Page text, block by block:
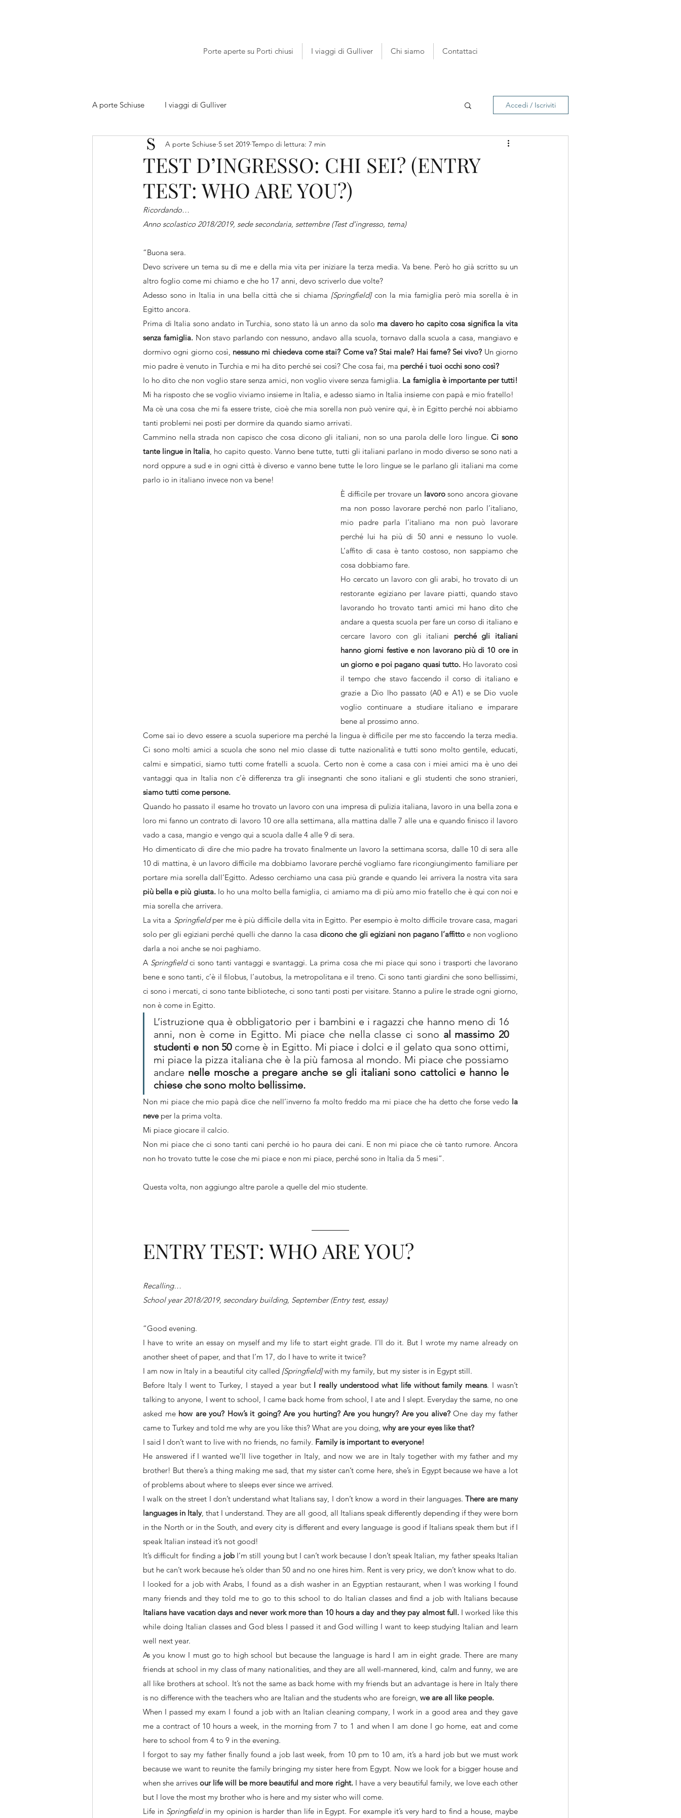
Porte aperte su Porti chiusi I viaggi di Gulliver Chi siamo Contattaci
A porte Schiuse I viaggi di Gulliver Accedi / Iscriviti
TEST D’INGRESSO: CHI SEI? (ENTRY
TEST: WHO ARE YOU?)
A porte Schiuse 5 set 2019 Tempo di lettura: 7 min
Ricordando…
Anno scolastico 2018/2019, sede secondaria, settembre (Test d’ingresso, tema)
“Buona sera.
Devo scrivere un tema su di me e della mia vita per iniziare la terza media. Va bene. Però ho già scritto su un
altro foglio come mi chiamo e che ho 17 anni, devo scriverlo due volte?
Adesso sono in Italia in una bella città che si chiama [Springfield] con la mia famiglia però mia sorella è in
Egitto ancora.
Prima di Italia sono andato in Turchia, sono stato là un anno da solo ma davero ho capito cosa significa la vita
senza famiglia. Non stavo parlando con nessuno, andavo alla scuola, tornavo dalla scuola a casa, mangiavo e
dormivo ogni giorno così, nessuno mi chiedeva come stai? Come va? Stai male? Hai fame? Sei vivo? Un giorno
mio padre è venuto in Turchia e mi ha dito perché sei così? Che cosa fai, ma perché i tuoi occhi sono così?
Io ho dito che non voglio stare senza amici, non voglio vivere senza famiglia.
Mi ha risposto che se voglio viviamo insieme in Italia, e adesso siamo in Italia insieme con papà e mio fratello!
Ma cè una cosa che mi fa essere triste, cioè che mia sorella non può venire qui, è in Egitto perché noi abbiamo
tanti problemi nei posti per dormire da quando siamo arrivati.
Cammino nella strada non capisco che cosa dicono gli italiani, non so una parola delle loro lingue. Ci sono
tante lingue in Italia, ho capito questo. Vanno bene tutte, tutti gli italiani parlano in modo diverso se sono nati a
nord oppure a sud e in ogni città è diverso e vanno bene tutte le loro lingue se le parlano gli italiani ma come
parlo io in italiano invece non va bene!
È difficile per trovare un lavoro sono ancora giovane
ma non posso lavorare perché non parlo l’italiano,
mio padre parla l’italiano ma non può lavorare
perché lui ha più di 50 anni e nessuno lo vuole.
L’affito di casa è tanto costoso, non sappiamo che
cosa dobbiamo fare.
Ho cercato un lavoro con gli arabi, ho trovato di un
restorante egiziano per lavare piatti, quando stavo
lavorando ho trovato tanti amici mi hano dito che
andare a questa scuola per fare un corso di italiano e
cercare lavoro con gli italiani perché gli italiani
hanno giorni festive e non lavorano più di 10 ore in
un giorno e poi pagano quasi tutto. Ho lavorato così
il tempo che stavo faccendo il corso di italiano e
grazie a Dio lho passato (A0 e A1) e se Dio vuole
voglio continuare a studiare italiano e imparare
bene al prossimo anno.
Come sai io devo essere a scuola superiore ma perché la lingua è difficile per me sto faccendo la terza media.
Ci sono molti amici a scuola che sono nel mio classe di tutte nazionalità e tutti sono molto gentile, educati,
calmi e simpatici, siamo tutti come fratelli a scuola. Certo non è come a casa con i miei amici ma è uno dei
siamo tutti come persone.
Quando ho passato il esame ho trovato un lavoro con una impresa di pulizia italiana, lavoro in una bella zona e
loro mi fanno un contrato di lavoro 10 ore alla settimana, alla mattina dalle 7 alle una e quando finisco il lavoro
vado a casa, mangio e vengo qui a scuola dalle 4 alle 9 di sera.
Ho dimenticato di dire che mio padre ha trovato finalmente un lavoro la settimana scorsa, dalle 10 di sera alle
10 di mattina, è un lavoro difficile ma dobbiamo lavorare perché vogliamo fare ricongiungimento familiare per
più bella e più giusta. Io ho una molto bella famiglia, ci amiamo ma di più amo mio fratello che è qui con noi e
mia sorella che arrivera.
La vita a Springfield per me è più difficile della vita in Egitto. Per esempio è molto difficile trovare casa, magari
solo per gli egiziani perché quelli che danno la casa dicono che gli egiziani non pagano l’affitto e non vogliono
darla a noi anche se noi paghiamo.
A Springfield ci sono tanti vantaggi e svantaggi. La prima cosa che mi piace qui sono i trasporti che lavorano
bene e sono tanti, c’è il filobus, l’autobus, la metropolitana e il treno. Ci sono tanti giardini che sono bellissimi,
ci sono i mercati, ci sono tante biblioteche, ci sono tanti posti per visitare. Stanno a pulire le strade ogni giorno,
non è come in Egitto.
L’istruzione qua è obbligatorio per i bambini e i ragazzi che hanno meno di 16
anni, non è come in Egitto. Mi piace che nella classe ci sono al massimo 20
studenti e non 50 come è in Egitto. Mi piace i dolci e il gelato qua sono ottimi,
mi piace la pizza italiana che è la più famosa al mondo. Mi piace che possiamo
andare nelle mosche a pregare anche se gli italiani sono cattolici e hanno le
chiese che sono molto bellissime.
Non mi piace che mio papà dice che nell’inverno fa molto freddo ma mi piace che ha detto che forse vedo la
neve per la prima volta.
Mi piace giocare il calcio.
Non mi piace che ci sono tanti cani perché io ho paura dei cani. E non mi piace che cè tanto rumore. Ancora
non ho trovato tutte le cose che mi piace e non mi piace, perché sono in Italia da 5 mesi”.
Questa volta, non aggiungo altre parole a quelle del mio studente.
ENTRY TEST: WHO ARE YOU?
Recalling…
School year 2018/2019, secondary building, September (Entry test, essay)
“Good evening.
I have to write an essay on myself and my life to start eight grade. I’ll do it. But I wrote my name already on
another sheet of paper, and that I’m 17, do I have to write it twice?
I am now in Italy in a beautiful city called [Springfield] with my family, but my sister is in Egypt still.
Before Italy I went to Turkey, I stayed a year but I really understood what life without family means. I wasn’t
talking to anyone, I went to school, I came back home from school, I ate and I slept. Everyday the same, no one
asked me how are you? How’s it going? Are you hurting? Are you hungry? Are you alive? One day my father
came to Turkey and told me why are you like this? What are you doing, why are your eyes like that?
I said I don’t want to live with no friends, no family. Family is important to everyone!
He answered if I wanted we’ll live together in Italy, and now we are in Italy together with my father and my
brother! But there’s a thing making me sad, that my sister can’t come here, she’s in Egypt because we have a lot
of problems about where to sleeps ever since we arrived.
I walk on the street I don’t understand what Italians say, I don’t know a word in their languages. There are many
languages in Italy, that I understand. They are all good, all Italians speak differently depending if they were born
in the North or in the South, and every city is different and every language is good if Italians speak them but if I
speak Italian instead it’s not good!
It’s difficult for finding a job I’m still young but I can’t work because I don’t speak Italian, my father speaks Italian
but he can’t work because he’s older than 50 and no one hires him. Rent is very pricy, we don’t know what to do.
I looked for a job with Arabs, I found as a dish washer in an Egyptian restaurant, when I was working I found
Italians have vacation days and never work more than 10 hours a day and they pay almost full. I worked like this
while doing Italian classes and God bless I passed it and God willing I want to keep studying Italian and learn
well next year.
As you know I must go to high school but because the language is hard I am in eight grade. There are many
friends at school in my class of many nationalities, and they are all well-mannered, kind, calm and funny, we are
all like brothers at school. It’s not the same as back home with my friends but an advantage is here in Italy there
is no difference with the teachers who are Italian and the students who are foreign, we are all like people.
When I passed my exam I found a job with an Italian cleaning company, I work in a good area and they gave
me a contract of 10 hours a week, in the morning from 7 to 1 and when I am done I go home, eat and come
here to school from 4 to 9 in the evening.
I forgot to say my father finally found a job last week, from 10 pm to 10 am, it’s a hard job but we must work
because we want to reunite the family bringing my sister here from Egypt. Now we look for a bigger house and
when she arrives our life will be more beautiful and more right. I have a very beautiful family, we love each other
but I love the most my brother who is here and my sister who will come.
Life in Springfield in my opinion is harder than life in Egypt. For example it’s very hard to find a house, maybe